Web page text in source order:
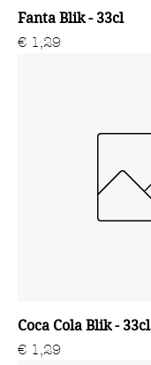
Fanta Blik - 33cl
Prijs
€ 1,29
Coca Cola Blik - 33cl
Prijs
€ 1,29